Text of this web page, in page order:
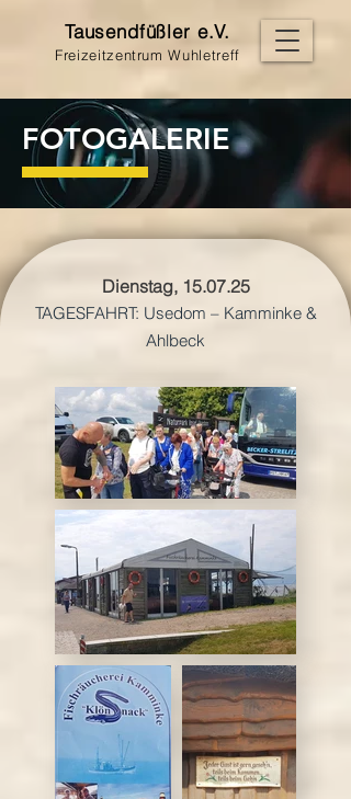
Tausendfüßler e.V.
Freizeitzentrum Wuhletreff
FOTOGALERIE
Dienstag, 15.07.25
TAGESFAHRT: Usedom – Kamminke &
Ahlbeck